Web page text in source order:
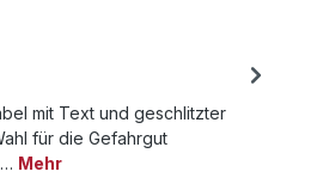
mit Text und geschlitzter
für die Gefahrgut
Mehr